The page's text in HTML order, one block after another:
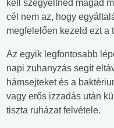
kell szégyellned magad
cél nem az, hogy
megfelelően kezeld ezt a
Az egyik legfontosabb
napi zuhanyzás segít
hámsejteket és a
vagy erős izzadás után
tiszta ruházat felvétele.